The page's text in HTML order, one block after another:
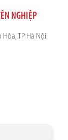
NGHIỆP
TP Hà Nội.